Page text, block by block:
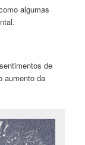
algumas
de
aumento da